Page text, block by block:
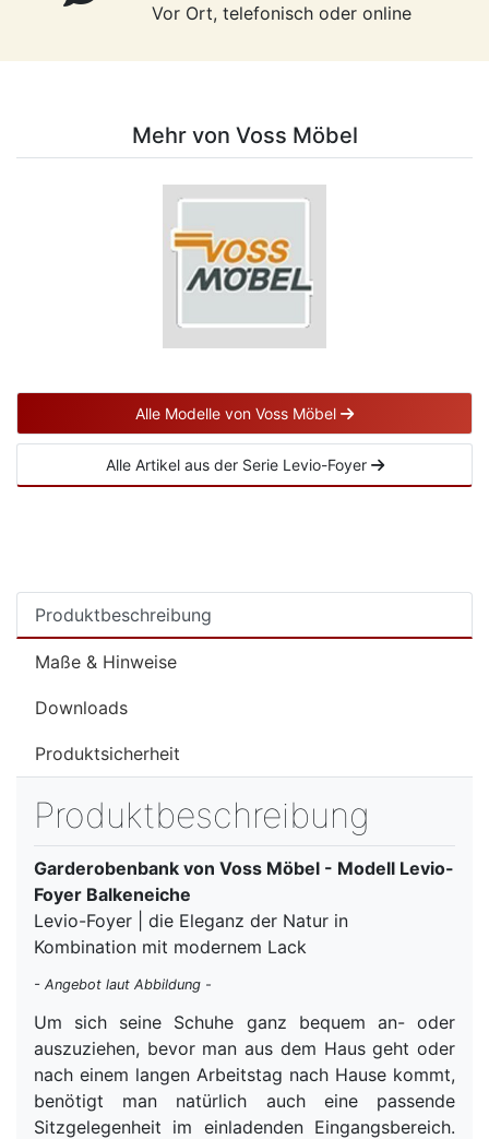
Vor Ort, telefonisch oder online
Mehr von Voss Möbel
Alle Modelle von Voss Möbel
Alle Artikel aus der Serie Levio-Foyer
Produktbeschreibung
Maße & Hinweise
Downloads
Produktsicherheit
Produktbeschreibung
Garderobenbank von Voss Möbel - Modell Levio-
Foyer Balkeneiche
Levio-Foyer | die Eleganz der Natur in
Kombination mit modernem Lack
- Angebot laut Abbildung -
Um sich seine Schuhe ganz bequem an- oder
auszuziehen, bevor man aus dem Haus geht oder
nach einem langen Arbeitstag nach Hause kommt,
benötigt man natürlich auch eine passende
Sitzgelegenheit im einladenden Eingangsbereich.